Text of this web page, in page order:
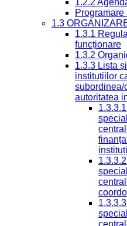
1.2.2
1.3
1.3.1
funcționare
1.3.2
1.3.3 Lista
instituțiilor
subordinea/
autoritatea